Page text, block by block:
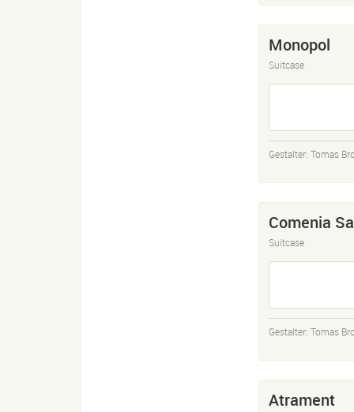
Monopol
Suitcase
Gestalter: Tomas
Comenia
Suitcase
Gestalter: Tomas
Atrament